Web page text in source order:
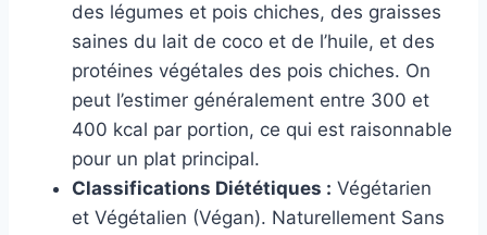
des légumes et pois chiches, des graisses
saines du lait de coco et de l’huile, et des
protéines végétales des pois chiches. On
peut l’estimer généralement entre 300 et
400 kcal par portion, ce qui est raisonnable
pour un plat principal.
Classifications Diététiques : Végétarien
et Végétalien (Végan). Naturellement Sans